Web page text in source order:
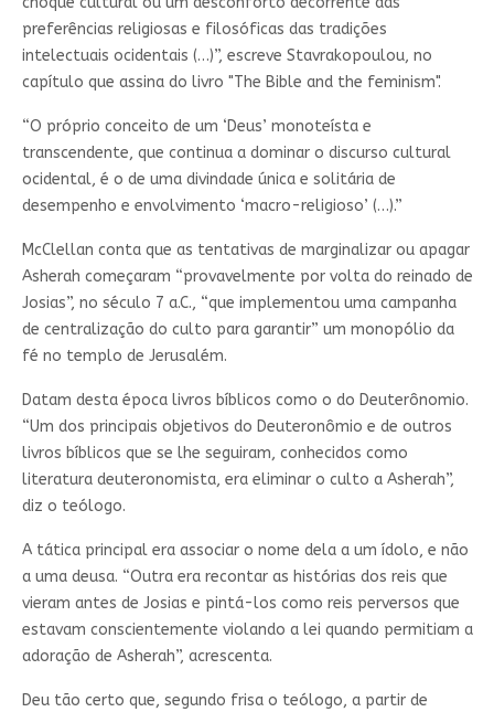
preferências religiosas e filosóficas das tradições
intelectuais ocidentais (…)”, escreve Stavrakopoulou, no
capítulo que assina do livro "The Bible and the feminism".
“O próprio conceito de um ‘Deus’ monoteísta e
transcendente, que continua a dominar o discurso cultural
ocidental, é o de uma divindade única e solitária de
desempenho e envolvimento ‘macro-religioso’ (…).”
McClellan conta que as tentativas de marginalizar ou apagar
Asherah começaram “provavelmente por volta do reinado de
Josias”, no século 7 a.C., “que implementou uma campanha
de centralização do culto para garantir” um monopólio da
fé no templo de Jerusalém.
Datam desta época livros bíblicos como o do Deuterônomio.
“Um dos principais objetivos do Deuteronômio e de outros
livros bíblicos que se lhe seguiram, conhecidos como
literatura deuteronomista, era eliminar o culto a Asherah”,
diz o teólogo.
A tática principal era associar o nome dela a um ídolo, e não
a uma deusa. “Outra era recontar as histórias dos reis que
vieram antes de Josias e pintá-los como reis perversos que
estavam conscientemente violando a lei quando permitiam a
adoração de Asherah”, acrescenta.
Deu tão certo que, segundo frisa o teólogo, a partir de